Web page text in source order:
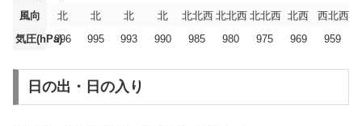
風向
北 北 北 北 北北西 北北西 北北西 北西
西北西
気圧(hPa)996 995 993 990 985 980 975 969 959
日の出・日の入り